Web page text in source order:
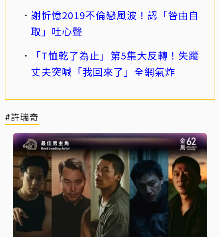
謝忻憶2019不倫戀風波！認「咎由自
取」吐心聲
「T恤乾了為止」第5集大反轉！失蹤
丈夫突喊「我回來了」全網氣炸
#許瑞奇